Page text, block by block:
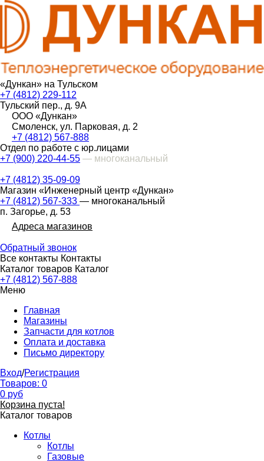
«Дункан» на Тульском
+7 (4812) 229-112
Тульский пер., д. 9А
ООО «Дункан»
Смоленск, ул. Парковая, д. 2
+7 (4812) 567-888
Отдел по работе с юр.лицами
+7 (900) 220-44-55 — многоканальный
+7 (4812) 35-09-09
Магазин «Инженерный центр «Дункан»
+7 (4812) 567-333 — многоканальный
п. Загорье, д. 53
Адреса магазинов
Обратный звонок
Все контакты Контакты
Каталог товаров Каталог
+7 (4812) 567-888
Меню
Главная
Магазины
Запчасти для котлов
Оплата и доставка
Письмо директору
Вход/Регистрация
Товаров: 0
0 руб
Корзина пуста!
Каталог товаров
Котлы
Котлы
Газовые